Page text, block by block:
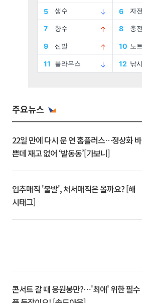
주요뉴스
22일 만에 다시 문 연 홈플러스…정상화 바
쁜데 재고 없어 ‘발동동’[가보니]
입추매직 '불발', 처서매직은 올까요? [해
시태그]
콘서트 갈 때 응원봉만?⋯'최애' 위한 필수